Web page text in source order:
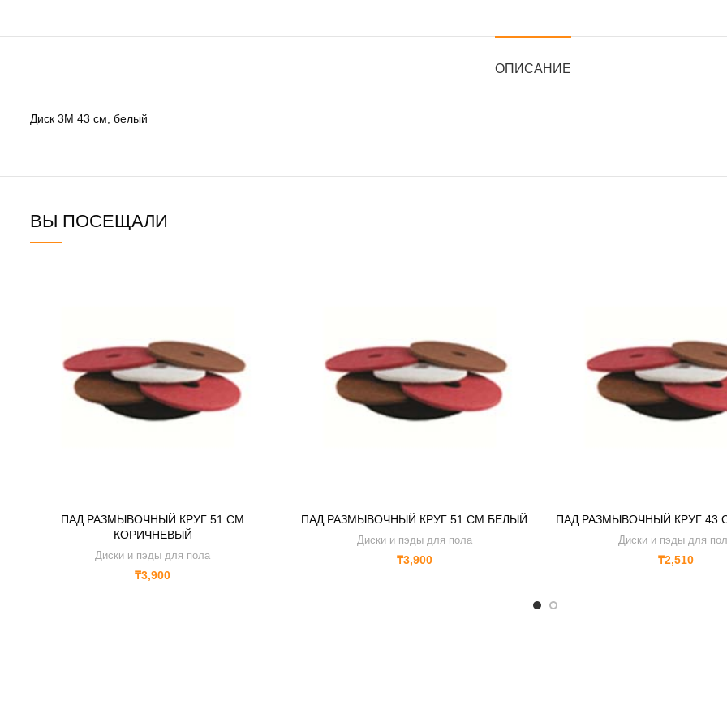
ОПИСАНИЕ
Диск 3M 43 см, белый
ВЫ ПОСЕЩАЛИ
ПАД РАЗМЫВОЧНЫЙ КРУГ 51 CM
КОРИЧНЕВЫЙ
Диски и пэды для пола
₸3,900
ПАД РАЗМЫВОЧНЫЙ КРУГ 51 CM БЕЛЫЙ
Диски и пэды для пола
₸3,900
ПАД РАЗМЫВОЧНЫЙ КРУГ 43
Диски и пэды для
₸2,510